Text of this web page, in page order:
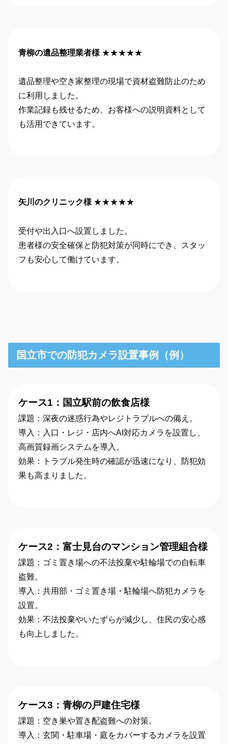
青柳の遺品整理業者様 ★★★★★
遺品整理や空き家整理の現場で資材盗難防止のため
に利用しました。
作業記録も残せるため、お客様への説明資料として
も活用できています。
矢川のクリニック様 ★★★★★
受付や出入口へ設置しました。
患者様の安全確保と防犯対策が同時にでき、スタッ
フも安心して働けています。
国立市での防犯カメラ設置事例（例）
ケース1：国立駅前の飲食店様
課題：深夜の迷惑行為やレジトラブルへの備え。
導入：入口・レジ・店内へAI対応カメラを設置し、
高画質録画システムを導入。
効果：トラブル発生時の確認が迅速になり、防犯効
果も高まりました。
ケース2：富士見台のマンション管理組合様
課題：ゴミ置き場への不法投棄や駐輪場での自転車
盗難。
導入：共用部・ゴミ置き場・駐輪場へ防犯カメラを
設置。
効果：不法投棄やいたずらが減少し、住民の安心感
も向上しました。
ケース3：青柳の戸建住宅様
課題：空き巣や置き配盗難への対策。
導入：玄関・駐車場・庭をカバーするカメラを設置